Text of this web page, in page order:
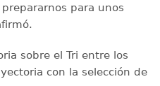
para unos
sobre el Tri entre los
con la selección de